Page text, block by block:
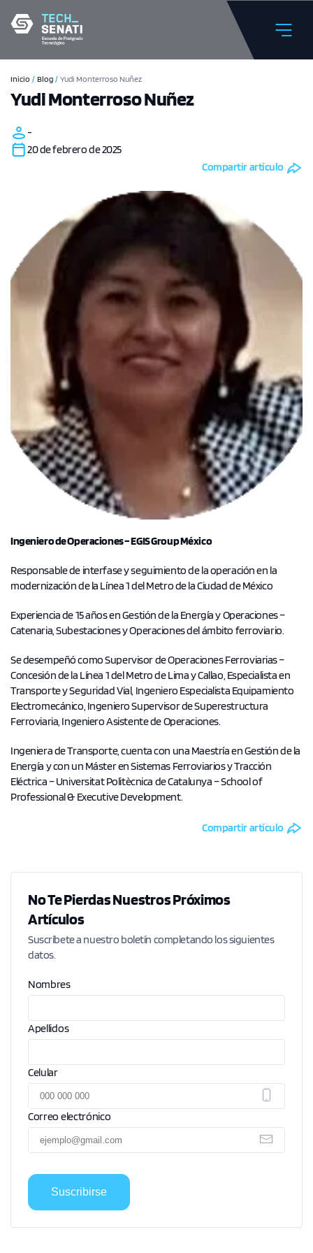
Inicio / Blog / Yudi Monterroso Nuñez
Yudi Monterroso Nuñez
-
20 de febrero de 2025
Compartir artículo
Ingeniero de Operaciones – EGIS Group México
Responsable de interfase y seguimiento de la operación en la
modernización de la Línea 1 del Metro de la Ciudad de México
Experiencia de 15 años en Gestión de la Energía y Operaciones –
Catenaria, Subestaciones y Operaciones del ámbito ferroviario.
Se desempeñó como Supervisor de Operaciones Ferroviarias –
Concesión de la Línea 1 del Metro de Lima y Callao, Especialista en
Transporte y Seguridad Vial, Ingeniero Especialista Equipamiento
Electromecánico, Ingeniero Supervisor de Superestructura
Ferroviaria, Ingeniero Asistente de Operaciones.
Ingeniera de Transporte, cuenta con una Maestría en Gestión de la
Energía y con un Máster en Sistemas Ferroviarios y Tracción
Eléctrica – Universitat Politècnica de Catalunya – School of
Professional & Executive Development.
Compartir artículo
No Te Pierdas Nuestros Próximos
Artículos
Suscríbete a nuestro boletín completando los siguientes
datos.
Nombres
Apellidos
Celular
Correo electrónico
Suscribirse